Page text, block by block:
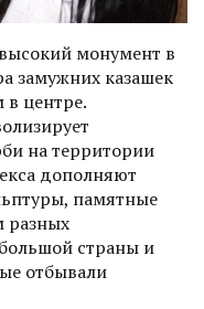
монумент в
замужних казашек
центре.
на территории
дополняют
памятные
разных
страны и
отбывали